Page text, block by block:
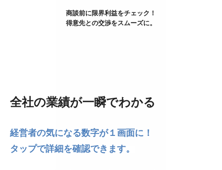
商談前に限界利益をチェック！
得意先との交渉をスムーズに。
全社の業績が一瞬でわかる
経営者の気になる数字が１画面に！
タップで詳細を確認できます。